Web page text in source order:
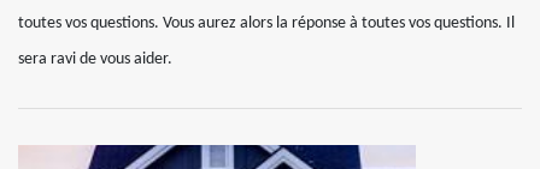
toutes vos questions. Vous aurez alors la réponse à toutes vos questions. Il
sera ravi de vous aider.